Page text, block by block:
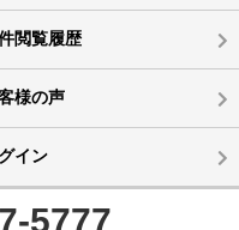
閲覧履歴
様の声
イン
5777